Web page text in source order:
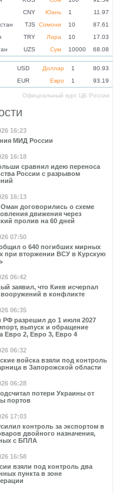
CNY Юань 1
11.97
TJS Сомони 10
87.61
TRY Лира 10
17.03
UZS Сум 10000 68.08
USD Доллар 1
80.93
EUR Евро 1 93.19
Официальный курс ЦБ России
16:23
МИД России
16:18
сравнил идею переноса
России с разрывом
16:13
договорились о схеме
движения через
пролив на 60 дней
07:50
о 640 погибших мирных
при вторжении ВСУ в Курскую
06:42
заявил, что Киев исчерпал
вооружений в конфликте
06:35
РФ разрешил до 1 июля 2027
выпуск и обращение
Евро 2, Евро 3, Евро 4
06:32
войска взяли под контроль
в Запорожской области
06:28
потери Украины от
портов
17:03
контроль за экспортом в
двойного назначения,
с БПЛА
16:58
взяли под контроль два
пункта в зоне